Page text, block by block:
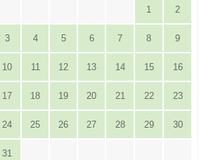
1 2
3 4 5 6 7 8 9
10 11 12 13 14 15 16
17 18 19 20 21 22 23
24 25 26 27 28 29 30
31